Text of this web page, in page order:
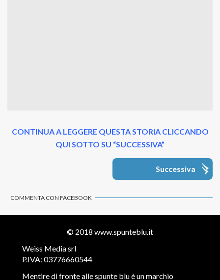
CONTINUA A LEGGERE QUESTA STORIA CLICCANDO
QUI SOTTO SU “SUCCESSIVA”
Successiva
COMMENTA CON FACEBOOK
© 2018 www.spunteblu.it
Weiss Media srl
P.IVA: 03776660544
Mentire di fronte alle spunte blu è un marchio